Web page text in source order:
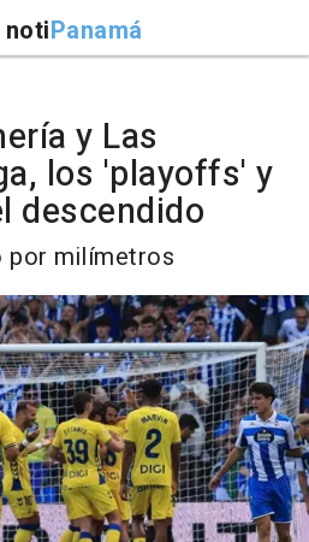
notiPanamá
y Las
los 'playoffs' y
descendido
por milímetros